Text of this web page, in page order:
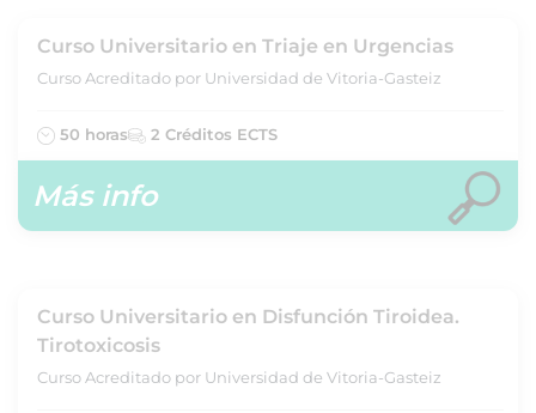
Curso Universitario en Triaje en Urgencias
Curso Acreditado por Universidad de Vitoria-Gasteiz
50 horas 2 Créditos ECTS
Más info
Curso Universitario en Disfunción Tiroidea.
Tirotoxicosis
Curso Acreditado por Universidad de Vitoria-Gasteiz